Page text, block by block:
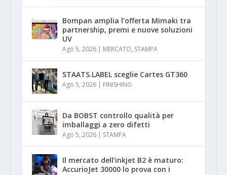
Bompan amplia l’offerta Mimaki tra
partnership, premi e nuove soluzioni
UV
Ago 5, 2026| MERCATO, STAMPA
STAATS.LABEL sceglie Cartes GT360
Ago 5, 2026| FINISHING
Da BOBST controllo qualità per
imballaggi a zero difetti
Ago 5, 2026| STAMPA
Il mercato dell’inkjet B2 è maturo:
AccurioJet 30000 lo prova con i